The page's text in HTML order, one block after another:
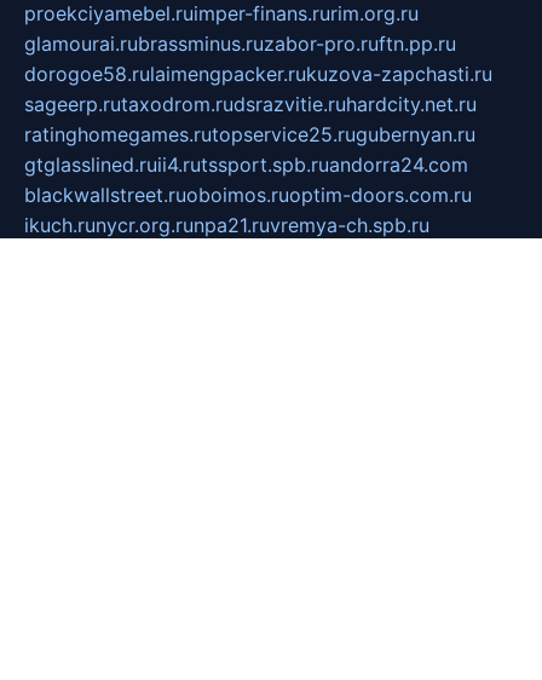
proekciyamebel.ruimper-finans.rurim.org.ru
glamourai.rubrassminus.ruzabor-pro.ruftn.pp.ru
dorogoe58.rulaimengpacker.rukuzova-zapchasti.ru
sageerp.rutaxodrom.rudsrazvitie.ruhardcity.net.ru
ratinghomegames.rutopservice25.rugubernyan.ru
gtglasslined.ruii4.rutssport.spb.ruandorra24.com
blackwallstreet.ruoboimos.ruoptim-doors.com.ru
ikuch.runycr.org.runpa21.ruvremya-ch.spb.ru